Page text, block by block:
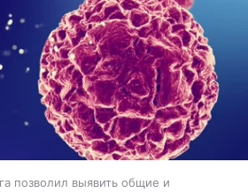
позволил выявить общие и